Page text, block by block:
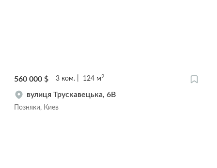
560 000 $ 3 ком. 124 м 2
вулиця Трускавецька, 6В
Позняки, Киев